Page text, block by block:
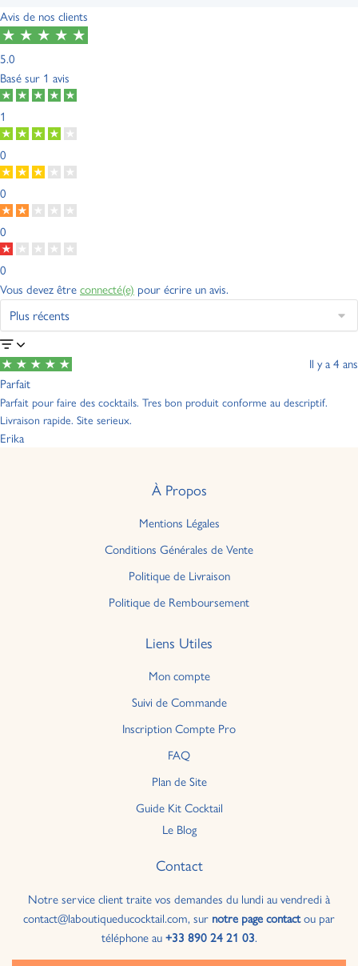
Avis de nos clients
5.0
Basé sur 1 avis
1
0
0
0
0
Vous devez être connecté(e) pour écrire un avis.
Il y a 4 ans
Parfait
Parfait pour faire des cocktails. Tres bon produit conforme au descriptif.
Livraison rapide. Site serieux.
Erika
À Propos
Mentions Légales
Conditions Générales de Vente
Politique de Livraison
Politique de Remboursement
Liens Utiles
Mon compte
Suivi de Commande
Inscription Compte Pro
FAQ
Plan de Site
Guide Kit Cocktail
Le Blog
Contact
Notre service client traite vos demandes du lundi au vendredi à
contact@laboutiqueducocktail.com, sur notre page contactou par
téléphone au +33 890 24 21 03.